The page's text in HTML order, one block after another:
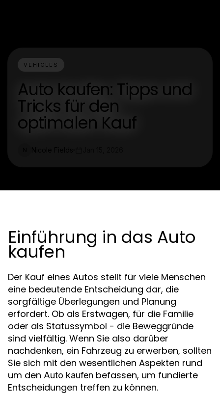
VEHICLES
Auto kaufen: Tipps und
Tricks für den
optimalen Kauf
Einführung in das Auto
kaufen
Der Kauf eines Autos stellt für viele Menschen
eine bedeutende Entscheidung dar, die
sorgfältige Überlegungen und Planung
erfordert. Ob als Erstwagen, für die Familie
oder als Statussymbol - die Beweggründe
sind vielfältig. Wenn Sie also darüber
nachdenken, ein Fahrzeug zu erwerben, sollten
Sie sich mit den wesentlichen Aspekten rund
um den Auto kaufen befassen, um fundierte
Entscheidungen treffen zu können.